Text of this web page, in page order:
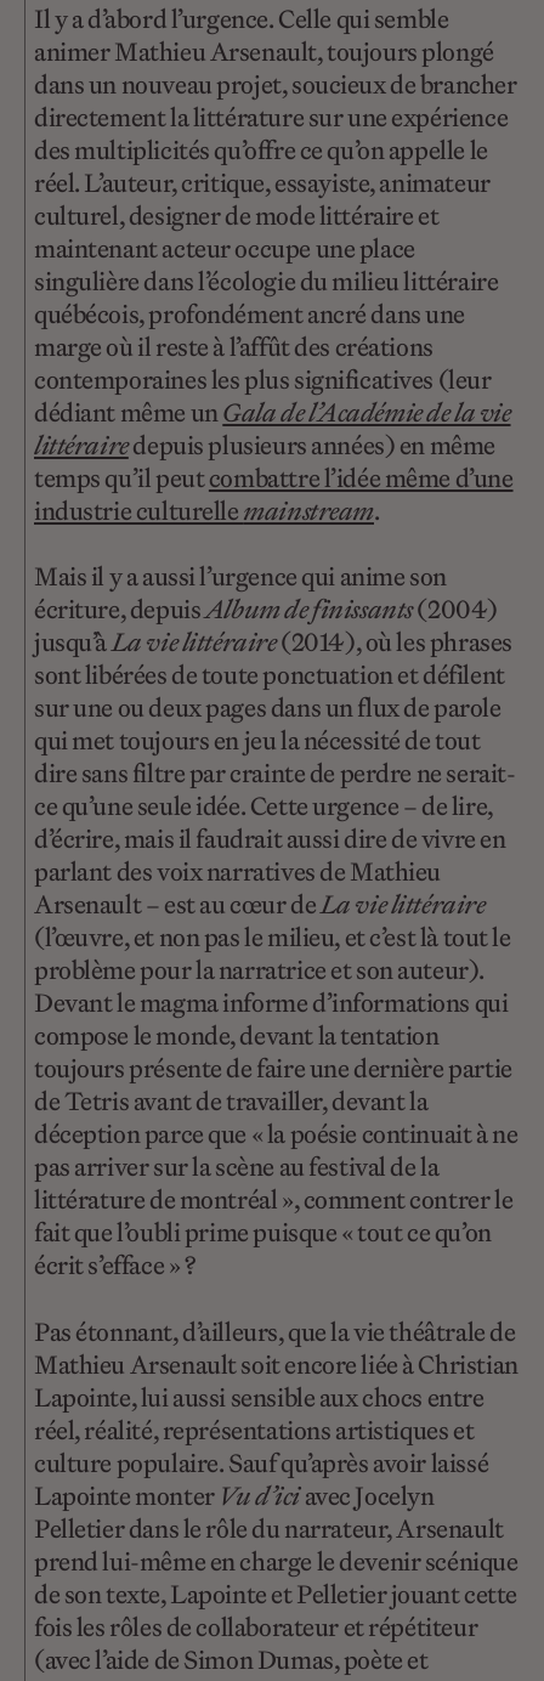
Il y a d’abord l’urgence. Celle qui semble
animer Mathieu Arsenault, toujours plongé
dans un nouveau projet, soucieux de brancher
directement la littérature sur une expérience
des multiplicités qu’offre ce qu’on appelle le
réel. L’auteur, critique, essayiste, animateur
culturel, designer de mode littéraire et
maintenant acteur occupe une place
singulière dans l’écologie du milieu littéraire
québécois, profondément ancré dans une
marge où il reste à l’affût des créations
contemporaines les plus significatives (leur
dédiant même unGala de l’Académie de la vie
littérairedepuis plusieurs années) en même
temps qu’il peutcombattre l’idée même d’une
industrie culturellemainstream.
Mais il y a aussi l’urgence qui anime son
écriture, depuisAlbum de finissants(2004)
jusqu’àLa vie littéraire(2014), où les phrases
sont libérées de toute ponctuation et défilent
sur une ou deux pages dans un flux de parole
qui met toujours en jeu la nécessité de tout
dire sans filtre par crainte de perdre ne serait-
ce qu’une seule idée. Cette urgence – de lire,
d’écrire, mais il faudrait aussi dire de vivre en
parlant des voix narratives de Mathieu
Arsenault – est au cœur deLa vie littéraire
(l’œuvre, et non pas le milieu, et c’est là tout le
problème pour la narratrice et son auteur).
Devant le magma informe d’informations qui
compose le monde, devant la tentation
toujours présente de faire une dernière partie
de Tetris avant de travailler, devant la
déception parce que « la poésie continuait à ne
pas arriver sur la scène au festival de la
littérature de montréal », comment contrer le
fait que l’oubli prime puisque « tout ce qu’on
écrit s’efface » ?
Pas étonnant, d’ailleurs, que la vie théâtrale de
Mathieu Arsenault soit encore liée à Christian
Lapointe, lui aussi sensible aux chocs entre
réel, réalité, représentations artistiques et
culture populaire. Sauf qu’après avoir laissé
Lapointe monter Vu d’iciavec Jocelyn
Pelletier dans le rôle du narrateur, Arsenault
prend lui-même en charge le devenir scénique
de son texte, Lapointe et Pelletier jouant cette
fois les rôles de collaborateur et répétiteur
(avec l’aide de Simon Dumas, poète et